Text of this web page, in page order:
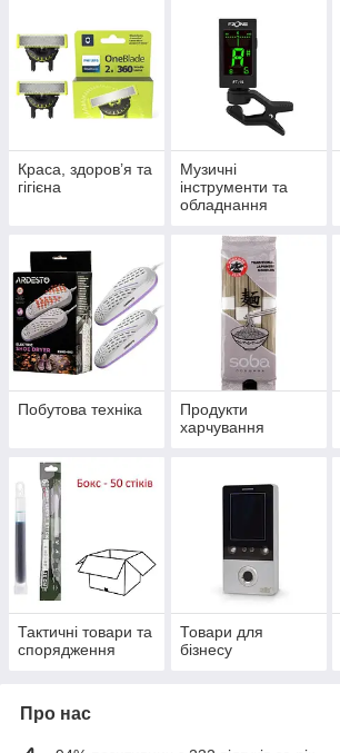
Краса, здоров’я та
гігієна
Музичні
інструменти та
обладнання
Побутова техніка
Продукти
харчування
Тактичні товари та
спорядження
Товари для
бізнесу
Про нас